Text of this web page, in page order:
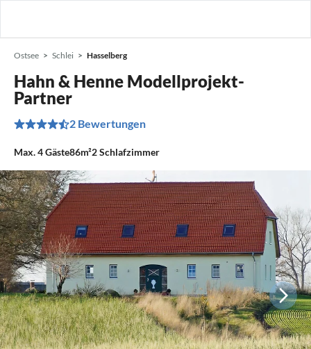
Ostsee Schlei Hasselberg
Hahn & Henne Modellprojekt-
Partner
2 Bewertungen
Max.4Gäste86m²2Schlafzimmer